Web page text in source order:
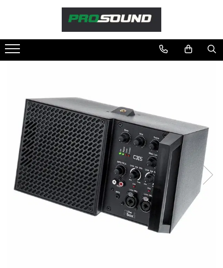
Sonorizare / PA
Amplificatoare Audio
Boxe Audio
Ecrane de difuzie
Mixere audio
Monitorizare In-Ear
Pickup-uri, platane & accesorii
Playere si Recordere
Procesoare si efecte